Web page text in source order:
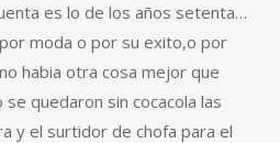
es lo de los años setenta…
moda o por su exito,o por
habia otra cosa mejor que
quedaron sin cocacola las
y el surtidor de chofa para el